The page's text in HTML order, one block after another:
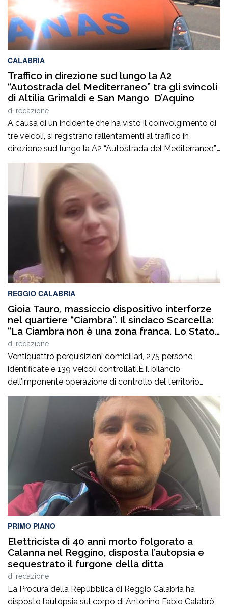
CALABRIA
Traffico in direzione sud lungo la A2
“Autostrada del Mediterraneo” tra gli svincoli
di Altilia Grimaldi e San Mango D’Aquino
di redazione
A causa di un incidente che ha visto il coinvolgimento di
tre veicoli, si registrano rallentamenti al traffico in
direzione sud lungo la A2 “Autostrada del Mediterraneo”,
nel tratto compreso tra gli svincoli di Altilia Grimaldi (CS)
e San Mango D’Aquino (CZ). Sul posto è intervenuto il
personale Anas, il 118 e il soccorso meccanico […]
REGGIO CALABRIA
Gioia Tauro, massiccio dispositivo interforze
nel quartiere “Ciambra”. Il sindaco Scarcella:
“La Ciambra non è una zona franca. Lo Stato
c’è e si vede”
di redazione
Ventiquattro perquisizioni domiciliari, 275 persone
identificate e 139 veicoli controllati.È il bilancio
dell’imponente operazione di controllo del territorio
condotta il7 agosto nel quartiere Ciambra di Gioia Tauro,
nell’ambito di un servizio straordinario ad “Alto Impatto”
disposto per rafforzare la presenza delle istituzioni e
contrastare ogni forma di illegalità. Un’azione massiccia
e coordinata che ha visto […]
PRIMO PIANO
Elettricista di 40 anni morto folgorato a
Calanna nel Reggino, disposta l’autopsia e
sequestrato il furgone della ditta
di redazione
La Procura della Repubblica di Reggio Calabria ha
disposto l’autopsia sul corpo di Antonino Fabio Calabrò,